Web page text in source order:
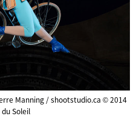
Manning / shootstudio.ca © 2014
Soleil